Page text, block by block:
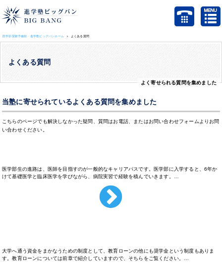
医学部受験予備校・進学塾ビッグバンホーム よくある質問
よくある質問
よく寄せられる質問を集めました
当塾に寄せられているよくある質問を集めました
こちらのページでも解決しなかった疑問、質問はお電話、またはお問い合わせフォームよりお問
い合わせください。
医学部生の進路は、医師を目指すのが一般的なキャリアパスです。医学部に入学すると、6年か
けて基礎医学と臨床医学を学びながら、病院実習で経験を積んでいきます。…
大学へ通う資金をまかなうための制度として、教育ローンの他にも奨学金という制度もありま
す。教育ローンについては前章で紹介していますので、そちらをご覧ください。…